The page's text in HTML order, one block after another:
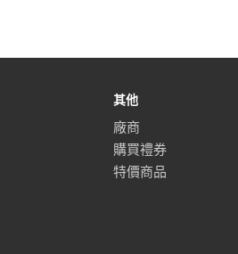
其他
廠商
購買禮券
特價商品